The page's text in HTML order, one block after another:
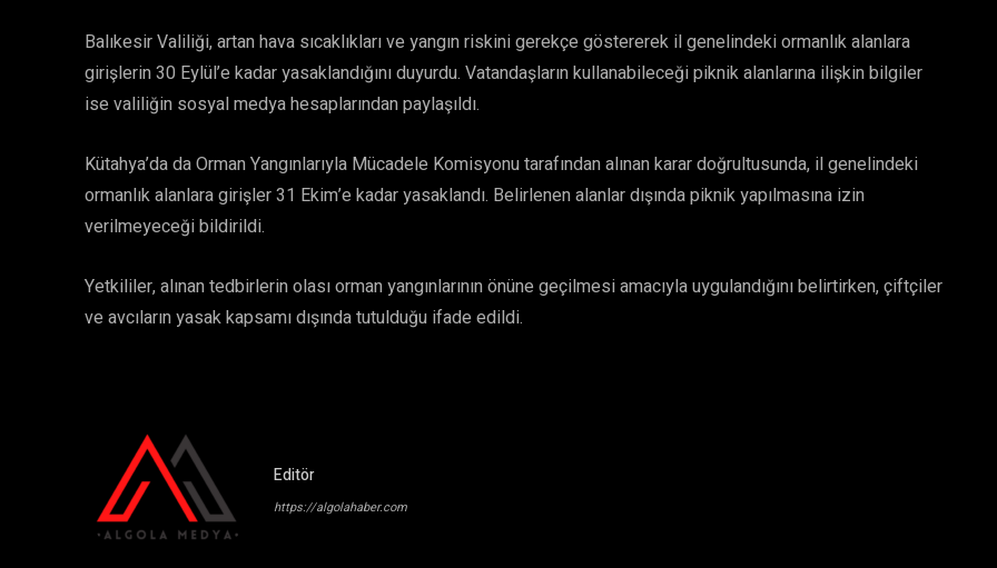
Balıkesir Valiliği, artan hava sıcaklıkları ve yangın riskini gerekçe göstererek il genelindeki ormanlık alanlara
girişlerin 30 Eylül’e kadar yasaklandığını duyurdu. Vatandaşların kullanabileceği piknik alanlarına ilişkin bilgiler
ise valiliğin sosyal medya hesaplarından paylaşıldı.
Kütahya’da da Orman Yangınlarıyla Mücadele Komisyonu tarafından alınan karar doğrultusunda, il genelindeki
ormanlık alanlara girişler 31 Ekim’e kadar yasaklandı. Belirlenen alanlar dışında piknik yapılmasına izin
verilmeyeceği bildirildi.
Yetkililer, alınan tedbirlerin olası orman yangınlarının önüne geçilmesi amacıyla uygulandığını belirtirken, çiftçiler
ve avcıların yasak kapsamı dışında tutulduğu ifade edildi.
Editör
https://algolahaber.com